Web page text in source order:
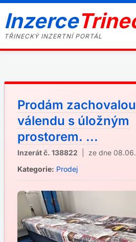
Inzerce
TŘINECKÝ INZERTNÍ PORTÁL
Prodám zachovalou
válendu s úložným
prostorem. ...
Inzerát č. 138822 | ze dne
Kategorie: Prodej